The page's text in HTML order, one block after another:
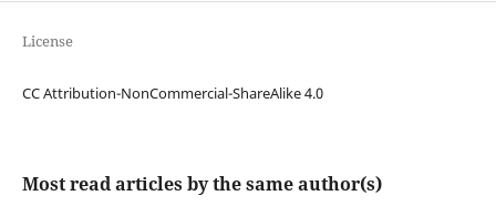
License
CC Attribution-NonCommercial-ShareAlike 4.0
Most read articles by the same author(s)